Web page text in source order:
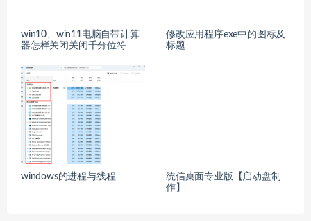
win10、win11电脑自带计算
器怎样关闭关闭千分位符
修改应用程序exe中的图标及
标题
windows的进程与线程
统信桌面专业版【启动盘制
作】